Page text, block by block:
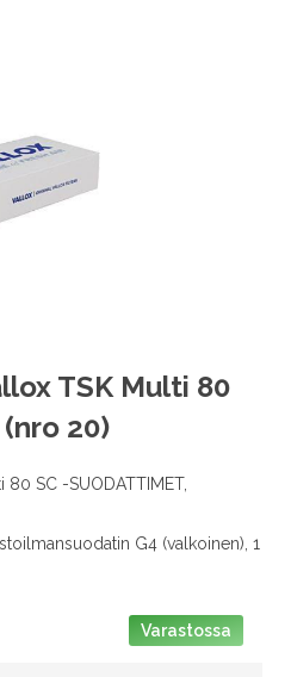
TSK Multi 80
20)
SC -SUODATTIMET,
G4 (valkoinen), 1
Varastossa